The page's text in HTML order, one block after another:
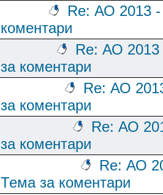
Re: АО 2013
коментари
Re: АО
за коментари
Re: АО
за коментари
Re: АО
за коментари
Re: АО
Тема за коментари